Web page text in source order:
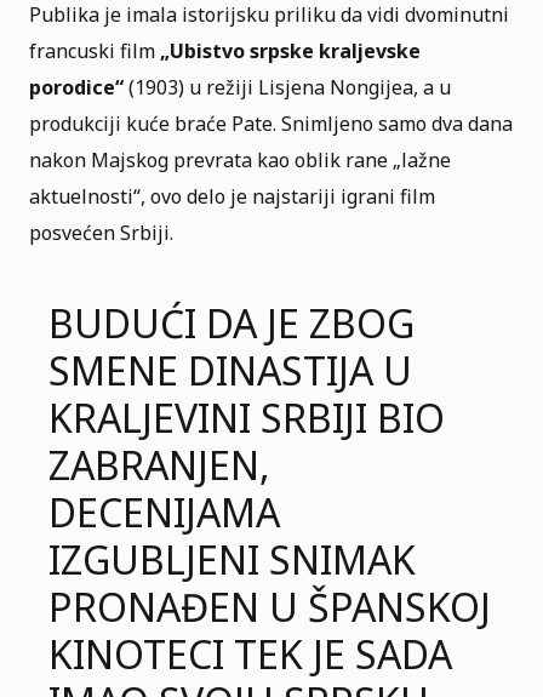
Publika je imala istorijsku priliku da vidi dvominutni
francuski film „Ubistvo srpske kraljevske
porodice“(1903) u režiji Lisjena Nongijea, a u
produkciji kuće braće Pate. Snimljeno samo dva dana
nakon Majskog prevrata kao oblik rane „lažne
aktuelnosti“, ovo delo je najstariji igrani film
posvećen Srbiji.
BUDUĆI DA JE ZBOG
SMENE DINASTIJA U
KRALJEVINI SRBIJI BIO
ZABRANJEN,
DECENIJAMA
IZGUBLJENI SNIMAK
PRONAĐEN U ŠPANSKOJ
KINOTECI TEK JE SADA